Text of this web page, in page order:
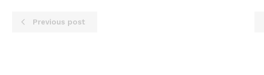
Previous post